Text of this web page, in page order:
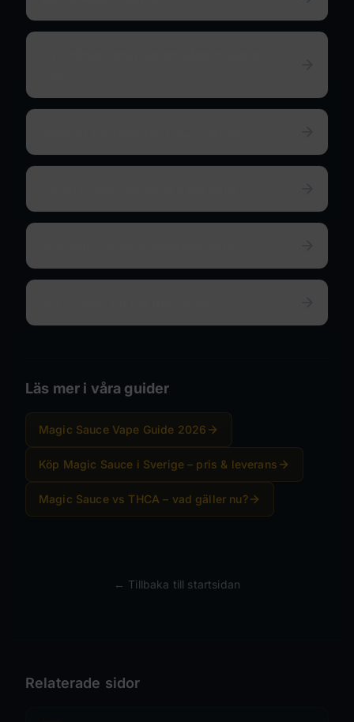
Läs mer i våra guider
Magic Sauce Vape Guide 2026
Köp Magic Sauce i Sverige – pris & leverans
Magic Sauce vs THCA – vad gäller nu?
← Tillbaka till startsidan
Relaterade sidor